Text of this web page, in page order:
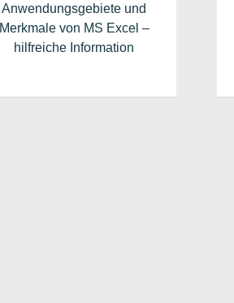
Anwendungsgebiete und
Merkmale von MS Excel –
hilfreiche Information